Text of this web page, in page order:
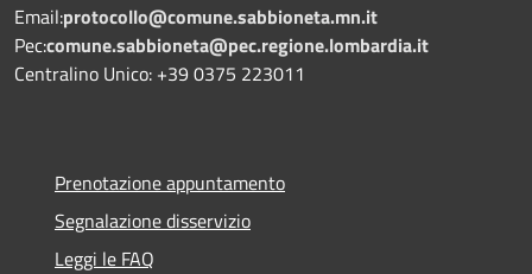
Email:protocollo@comune.sabbioneta.mn.it
Pec:comune.sabbioneta@pec.regione.lombardia.it
Centralino Unico: +39 0375 223011
Prenotazione appuntamento
Segnalazione disservizio
Leggi le FAQ